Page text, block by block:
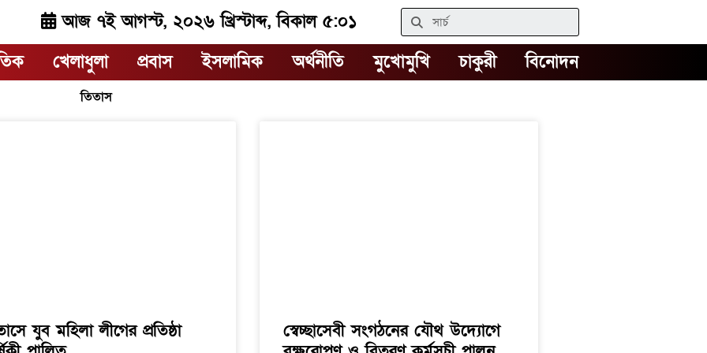
আজ ৭ই আগস্ট, ২০২৬ খ্রিস্টাব্দ, বিকাল ৫:০১ Search
খেলাধুলা প্রবাস ইসলামিক অর্থনীতি মুখোমুখি চাকুরী বিনোদন
তিতাস
যুব মহিলা লীগের প্রতিষ্ঠা
স্বেচ্ছাসেবী সংগঠনের যৌথ উদ্যোগে